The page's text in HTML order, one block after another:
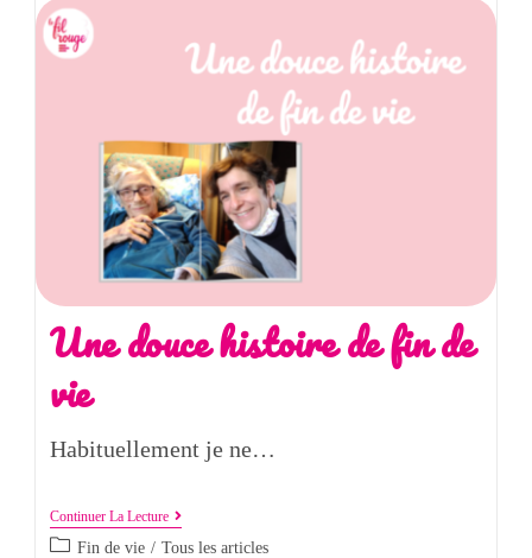
Une douce histoire de fin de
vie
Habituellement je ne…
Continuer La Lecture
Fin de vie / Tous les articles